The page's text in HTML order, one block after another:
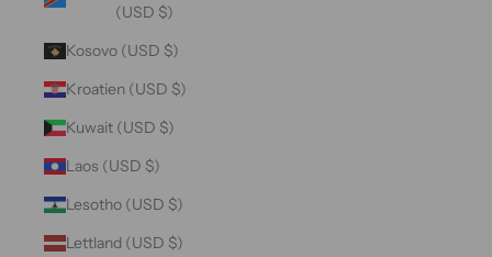
(USD $)
Kosovo (USD $)
Kroatien (USD $)
Kuwait (USD $)
Laos (USD $)
Lesotho (USD $)
Lettland (USD $)